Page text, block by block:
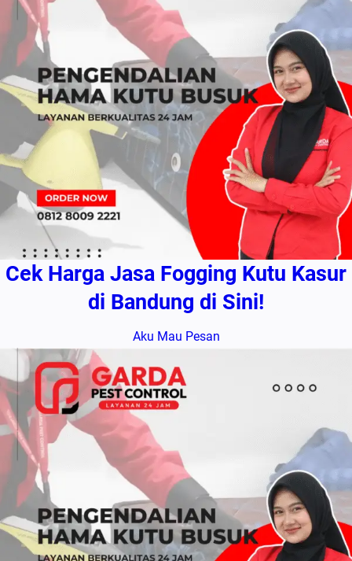
Cek Harga Jasa Fogging Kutu Kasur
di Bandung di Sini!
Aku Mau Pesan